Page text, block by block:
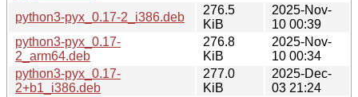
python3-pyx_0.17-2_i386.deb
276.5
KiB
2025-Nov-
10 00:39
python3-pyx_0.17-
2_arm64.deb
276.8
KiB
2025-Nov-
10 00:34
python3-pyx_0.17-
2+b1_i386.deb
277.0
KiB
2025-Dec-
03 21:24